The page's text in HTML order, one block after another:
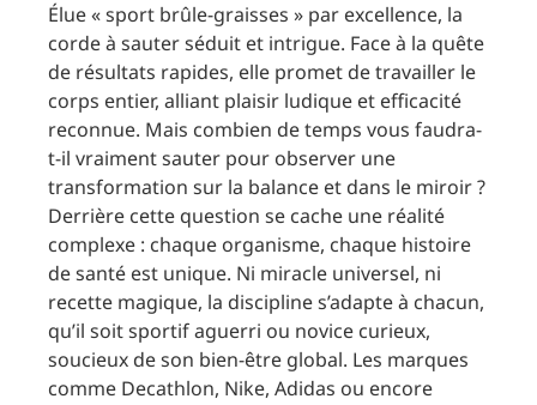
Élue « sport brûle-graisses » par excellence, la
corde à sauter séduit et intrigue. Face à la quête
de résultats rapides, elle promet de travailler le
corps entier, alliant plaisir ludique et efficacité
reconnue. Mais combien de temps vous faudra-
t-il vraiment sauter pour observer une
transformation sur la balance et dans le miroir ?
Derrière cette question se cache une réalité
complexe : chaque organisme, chaque histoire
de santé est unique. Ni miracle universel, ni
recette magique, la discipline s’adapte à chacun,
qu’il soit sportif aguerri ou novice curieux,
soucieux de son bien-être global. Les marques
comme Decathlon, Nike, Adidas ou encore